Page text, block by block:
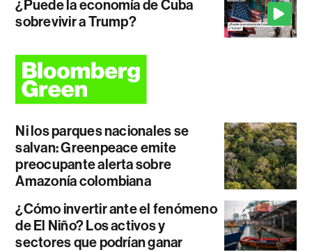
¿Puede la economía de Cuba
sobrevivir a Trump?
Ni los parques nacionales se
salvan: Greenpeace emite
preocupante alerta sobre
Amazonía colombiana
¿Cómo invertir ante el fenómeno
de El Niño? Los activos y
sectores que podrían ganar